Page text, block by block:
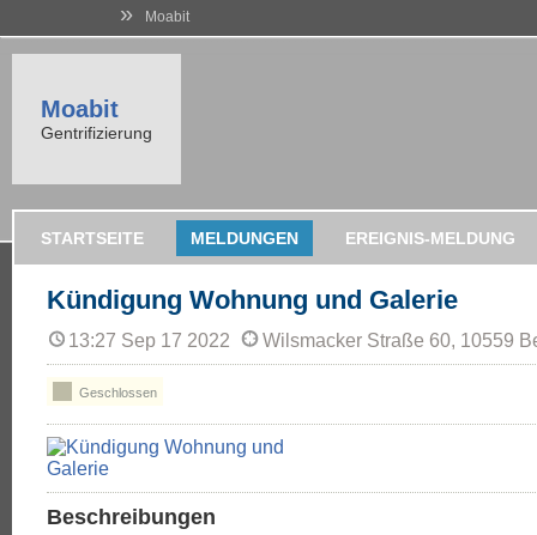
» Moabit
Moabit
Gentrifizierung
STARTSEITE MELDUNGEN EREIGNIS-MELDUNG
Kündigung Wohnung und Galerie
13:27 Sep 17 2022 Wilsmacker Straße 60, 10559
Geschlossen
Beschreibungen